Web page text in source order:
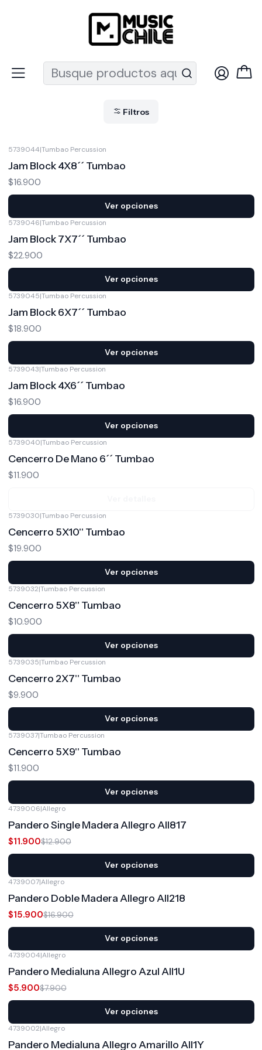
Recuerda que ahora nos puedes encontrar en el MUT
Percusión Percusiones Menores
Percusiones Menores
Filtros
5739044|Tumbao Percussion
Jam Block 4X8´´ Tumbao
$16.900
Ver opciones
5739046|Tumbao Percussion
Jam Block 7X7´´ Tumbao
$22.900
Ver opciones
5739045|Tumbao Percussion
Jam Block 6X7´´ Tumbao
$18.900
Ver opciones
5739043|Tumbao Percussion
Jam Block 4X6´´ Tumbao
$16.900
Ver opciones
5739040|Tumbao Percussion
Cencerro De Mano 6´´ Tumbao
$11.900
5739030|Tumbao Percussion
Cencerro 5X10'' Tumbao
$19.900
Ver opciones
5739032|Tumbao Percussion
Cencerro 5X8'' Tumbao
$10.900
Ver opciones
5739035|Tumbao Percussion
Cencerro 2X7'' Tumbao
$9.900
Ver opciones
5739037|Tumbao Percussion
Cencerro 5X9'' Tumbao
$11.900
Ver opciones
4739006|Allegro
Pandero Single Madera Allegro All817
$11.900$12.900
Ver opciones
4739007|Allegro
Pandero Doble Madera Allegro All218
$15.900$16.900
Ver opciones
4739004|Allegro
Pandero Medialuna Allegro Azul All1U
$5.900$7.900
Ver opciones
4739002|Allegro
Pandero Medialuna Allegro Amarillo All1Y